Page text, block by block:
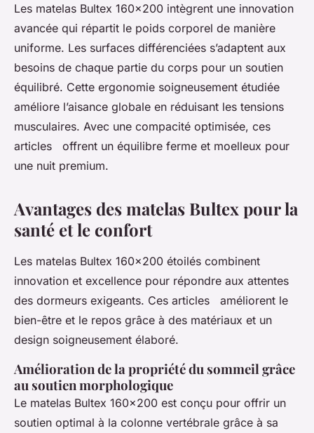
Les matelas Bultex 160x200 intègrent une innovation
avancée qui répartit le poids corporel de manière
uniforme. Les surfaces différenciées s’adaptent aux
besoins de chaque partie du corps pour un soutien
équilibré. Cette ergonomie soigneusement étudiée
améliore l’aisance globale en réduisant les tensions
musculaires. Avec une compacité optimisée, ces
articles offrent un équilibre ferme et moelleux pour
une nuit premium.
Avantages des matelas Bultex pour la
santé et le confort
Les matelas Bultex 160x200 étoilés combinent
innovation et excellence pour répondre aux attentes
des dormeurs exigeants. Ces articles améliorent le
bien-être et le repos grâce à des matériaux et un
design soigneusement élaboré.
Amélioration de la propriété du sommeil grâce
au soutien morphologique
Le matelas Bultex 160x200 est conçu pour offrir un
soutien optimal à la colonne vertébrale grâce à sa